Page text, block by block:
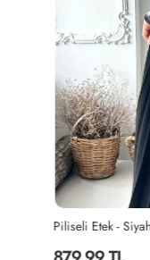
Piliseli Etek - Siyah